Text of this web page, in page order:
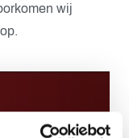
wij